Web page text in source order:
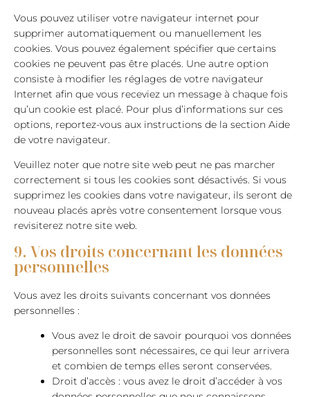
Vous pouvez utiliser votre navigateur internet pour
supprimer automatiquement ou manuellement les
cookies. Vous pouvez également spécifier que certains
cookies ne peuvent pas être placés. Une autre option
consiste à modifier les réglages de votre navigateur
Internet afin que vous receviez un message à chaque fois
qu’un cookie est placé. Pour plus d’informations sur ces
options, reportez-vous aux instructions de la section Aide
de votre navigateur.
Veuillez noter que notre site web peut ne pas marcher
correctement si tous les cookies sont désactivés. Si vous
supprimez les cookies dans votre navigateur, ils seront de
nouveau placés après votre consentement lorsque vous
revisiterez notre site web.
9. Vos droits concernant les données
personnelles
Vous avez les droits suivants concernant vos données
personnelles :
Vous avez le droit de savoir pourquoi vos données
personnelles sont nécessaires, ce qui leur arrivera
et combien de temps elles seront conservées.
Droit d’accès : vous avez le droit d’accéder à vos